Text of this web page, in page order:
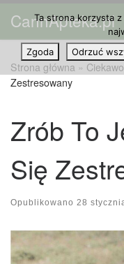
Przejdź do treści
CannApteka.pl
Strona główna »
Zestresowany
Zrób To
Się
Opublikowano 28
Ta strona korzysta
Zgoda
Odrzuć